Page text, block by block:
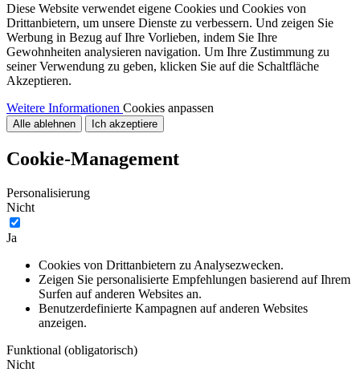
Diese Website verwendet eigene Cookies und Cookies von
Drittanbietern, um unsere Dienste zu verbessern. Und zeigen Sie
Werbung in Bezug auf Ihre Vorlieben, indem Sie Ihre
Gewohnheiten analysieren navigation. Um Ihre Zustimmung zu
seiner Verwendung zu geben, klicken Sie auf die Schaltfläche
Akzeptieren.
Weitere Informationen Cookies anpassen
Alle ablehnen Ich akzeptiere
Cookie-Management
Personalisierung
Nicht
Ja
Cookies von Drittanbietern zu Analysezwecken.
Zeigen Sie personalisierte Empfehlungen basierend auf Ihrem
Surfen auf anderen Websites an.
Benutzerdefinierte Kampagnen auf anderen Websites
anzeigen.
Funktional (obligatorisch)
Nicht